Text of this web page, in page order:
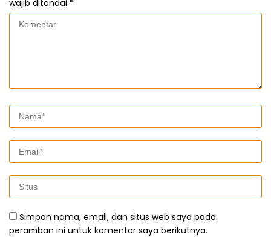
wajib ditandai *
Simpan nama, email, dan situs web saya pada
peramban ini untuk komentar saya berikutnya.